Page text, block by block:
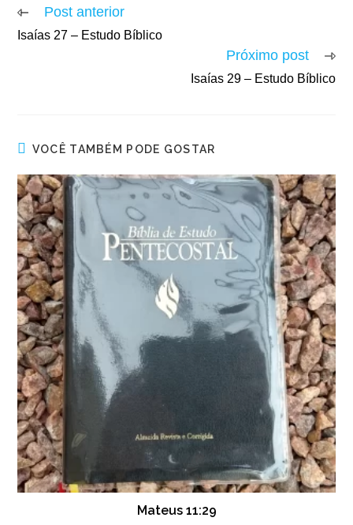
Post anterior
Isaías 27 – Estudo Bíblico
Próximo post
Isaías 29 – Estudo Bíblico
VOCÊ TAMBÉM PODE GOSTAR
Mateus 11:29